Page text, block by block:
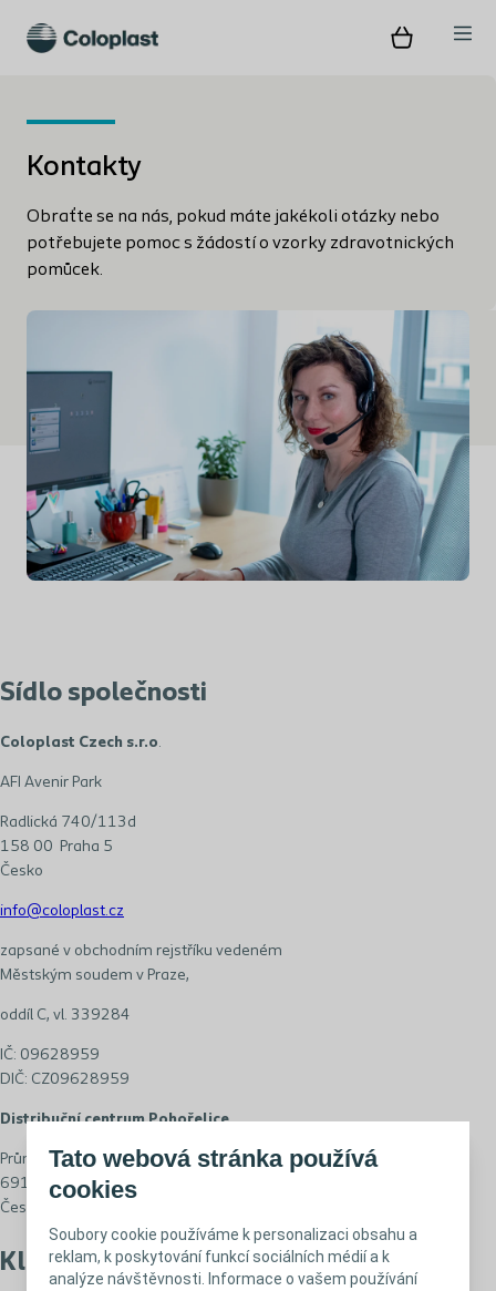
Tato webová stránka používá
cookies
Soubory cookie používáme k personalizaci obsahu a
reklam, k poskytování funkcí sociálních médií a k
analýze návštěvnosti. Informace o vašem používání
Kontakty
Obraťte se na nás, pokud máte jakékoli otázky nebo
potřebujete pomoc s žádostí o vzorky zdravotnických
pomůcek.
Sídlo společnosti
Coloplast Czech s.r.o.
AFI Avenir Park
Radlická 740/113d
158 00 Praha 5
Česko
info@coloplast.cz
zapsané v obchodním rejstříku vedeném
Městským soudem v Praze,
oddíl C, vl. 339284
IČ: 09628959
DIČ: CZ09628959
Distribuční centrum Pohořelice
Průmyslová 1504
691 23 Pohořelice
Česko
Klientský servis Coloplast